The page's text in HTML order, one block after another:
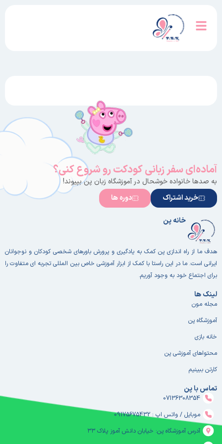
آماده‌ای سفر زبانی کودکت رو شروع کنی؟
به صدها خانواده خوشحال در آموزشگاه زبان پن بپیوند!
خرید اشتراک
دوره ها
خانه پن
هدف ما از راه اندازی پن کمک به یادگیری و پرورش باورهای شخصی کودکان و نوجوانان
ایرانی است. ما در این راستا با کمک از ابزار آموزشی خاص بین المللی تجربه ای متفاوت را
برای اجتماع خود به وجود آوریم.
لینک ها
مجله مون
آموزشگاه پن
خانه بازی
محتواهای آموزشی پن
کارتن ببینیم
تماس با پن
07136308354
موبایل / واتس اپ : 09175675432
آدرس آموزشگاه پن: خیابان دانش آموز پلاک ۳۳